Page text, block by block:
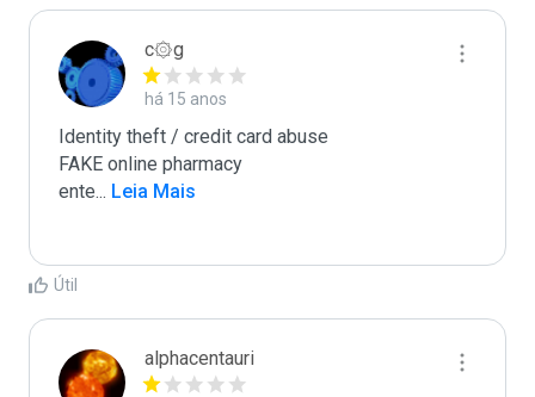
c۞g
há 15 anos
Identity theft / credit card abuse
FAKE online pharmacy
ente... Leia Mais
Útil
alphacentauri